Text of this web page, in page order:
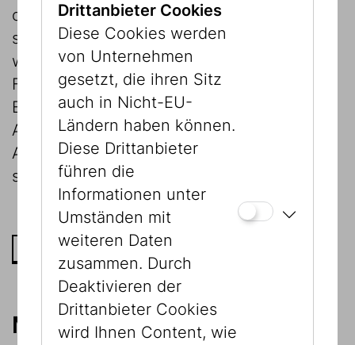
oder sozialhistorische Ausstellungen haben
sich am Jüdischen Museum Wien immer
wieder zu konstruktiven
Forschungsprojekten entwickelt, deren
Erkenntnisse und Ergebnisse auch nach
Ausstellungsende durch die
Ausstellungskataloge dauerhaft verfügbar
sind.
ZUM AUSSTELLUNGSARCHIV
Museologische Forschung
Drittanbieter Cookies
Diese Cookies werden
von Unternehmen
gesetzt, die ihren Sitz
auch in Nicht-EU-
Ländern haben können.
Diese Drittanbieter
führen die
Informationen unter
Umständen mit
weiteren Daten
zusammen. Durch
Deaktivieren der
Drittanbieter Cookies
wird Ihnen Content, wie